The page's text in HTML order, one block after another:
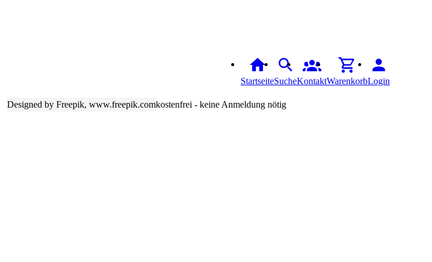
StartseiteSucheKontaktWarenkorbLogin
Designed by Freepik, www.freepik.comkostenfrei - keine Anmeldung nötig